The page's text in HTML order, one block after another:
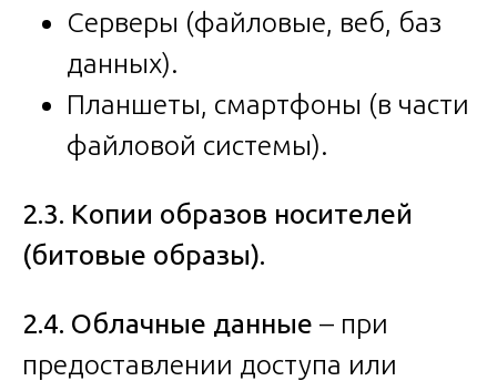
Серверы (файловые, веб, баз
данных).
Планшеты, смартфоны (в части
файловой системы).
2.3. Копии образов носителей
(битовые образы).
2.4. Облачные данные – при
предоставлении доступа или